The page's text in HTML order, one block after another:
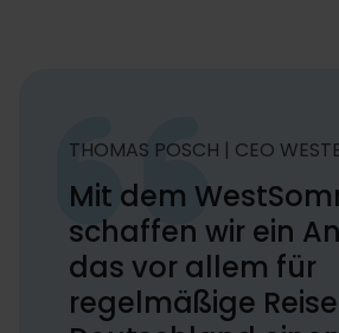
THOMAS POSCH | CEO
Mit dem
schaffen wir ein
das vor allem für
regelmäßige